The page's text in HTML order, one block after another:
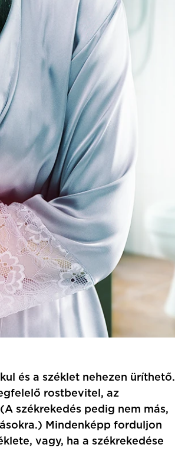
és a széklet nehezen üríthető.
rostbevitel, az
székrekedés pedig nem más,
Mindenképp forduljon
vagy, ha a székrekedése